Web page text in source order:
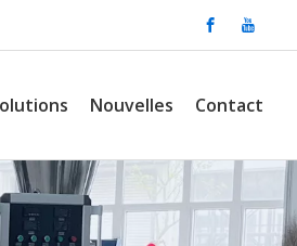
Nouvelles Contact